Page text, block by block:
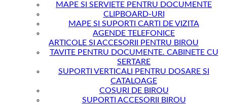
MAPE SI SERVIETE PENTRU DOCUMENTE
CLIPBOARD-URI
MAPE SI SUPORTI CARTI DE VIZITA
AGENDE TELEFONICE
ARTICOLE SI ACCESORII PENTRU BIROU
TAVITE PENTRU DOCUMENTE. CABINETE CU
SERTARE
SUPORTI VERTICALI PENTRU DOSARE SI
CATALOAGE
COSURI DE BIROU
SUPORTI ACCESORII BIROU